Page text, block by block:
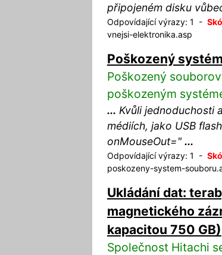
připojeném disku
Odpovídající výrazy: 1 -
vnejsi-elektronika.asp
Poškozený
Poškozený
poškozeným
... Kvůli jednoduchosti
médiích, jako USB flash
onMouseOut=" ...
Odpovídající výrazy: 1 -
poskozeny-system-
Ukládání dat:
magnetického
kapacitou 750 GB)
Společnost Hitachi